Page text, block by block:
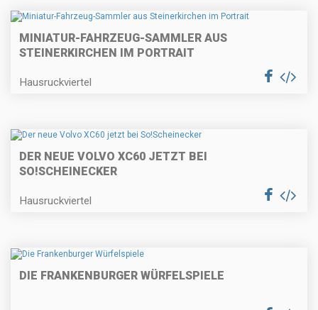
MINIATUR-FAHRZEUG-SAMMLER AUS
STEINERKIRCHEN IM PORTRAIT
Hausruckviertel
DER NEUE VOLVO XC60 JETZT BEI
SO!SCHEINECKER
Hausruckviertel
DIE FRANKENBURGER WÜRFELSPIELE